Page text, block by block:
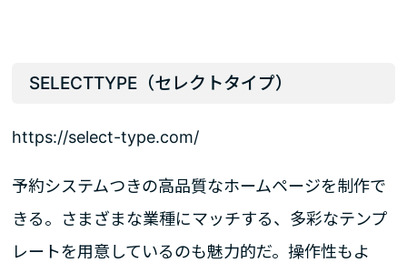
SELECTTYPE（セレクトタイプ）
https://select-type.com/
予約システムつきの高品質なホームページを制作で
きる。さまざまな業種にマッチする、多彩なテンプ
レートを用意しているのも魅力的だ。操作性もよ